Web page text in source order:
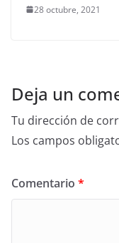
28 octubre, 2021
Deja un
Tu dirección de
Los campos
Comentario *